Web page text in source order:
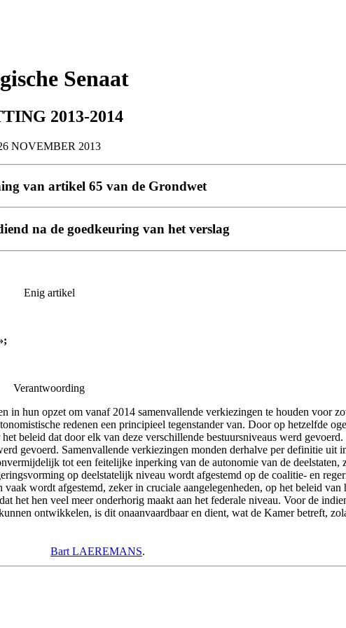
Senaat
2013-2014
NOVEMBER 2013
van artikel 65 van de Grondwet
na de goedkeuring van het verslag
Enig artikel
Verantwoording
hun opzet om vanaf 2014 samenvallende verkiezingen te houden voor
redenen een principieel tegenstander van. Door op hetzelfde
beleid dat door elk van deze verschillende bestuursniveaus werd
gevoerd. Samenvallende verkiezingen monden derhalve per definitie uit
tot een feitelijke inperking van de autonomie van de deelstaten,
op deelstatelijk niveau wordt afgestemd op de coalitie- en
wordt afgestemd, zeker in cruciale aangelegenheden, op het beleid
het hen veel meer onderhorig maakt aan het federale niveau. Voor de
ontwikkelen, is dit onaanvaardbaar en dient, wat de Kamer betreft,
Bart LAEREMANS.